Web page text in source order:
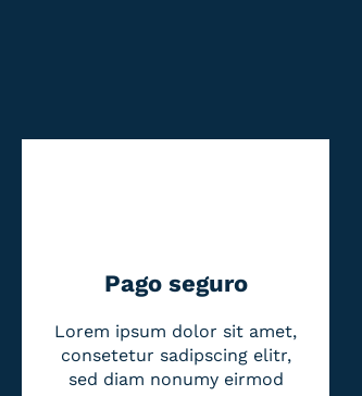
Pago seguro
Lorem ipsum dolor sit amet,
consetetur sadipscing elitr,
sed diam nonumy eirmod